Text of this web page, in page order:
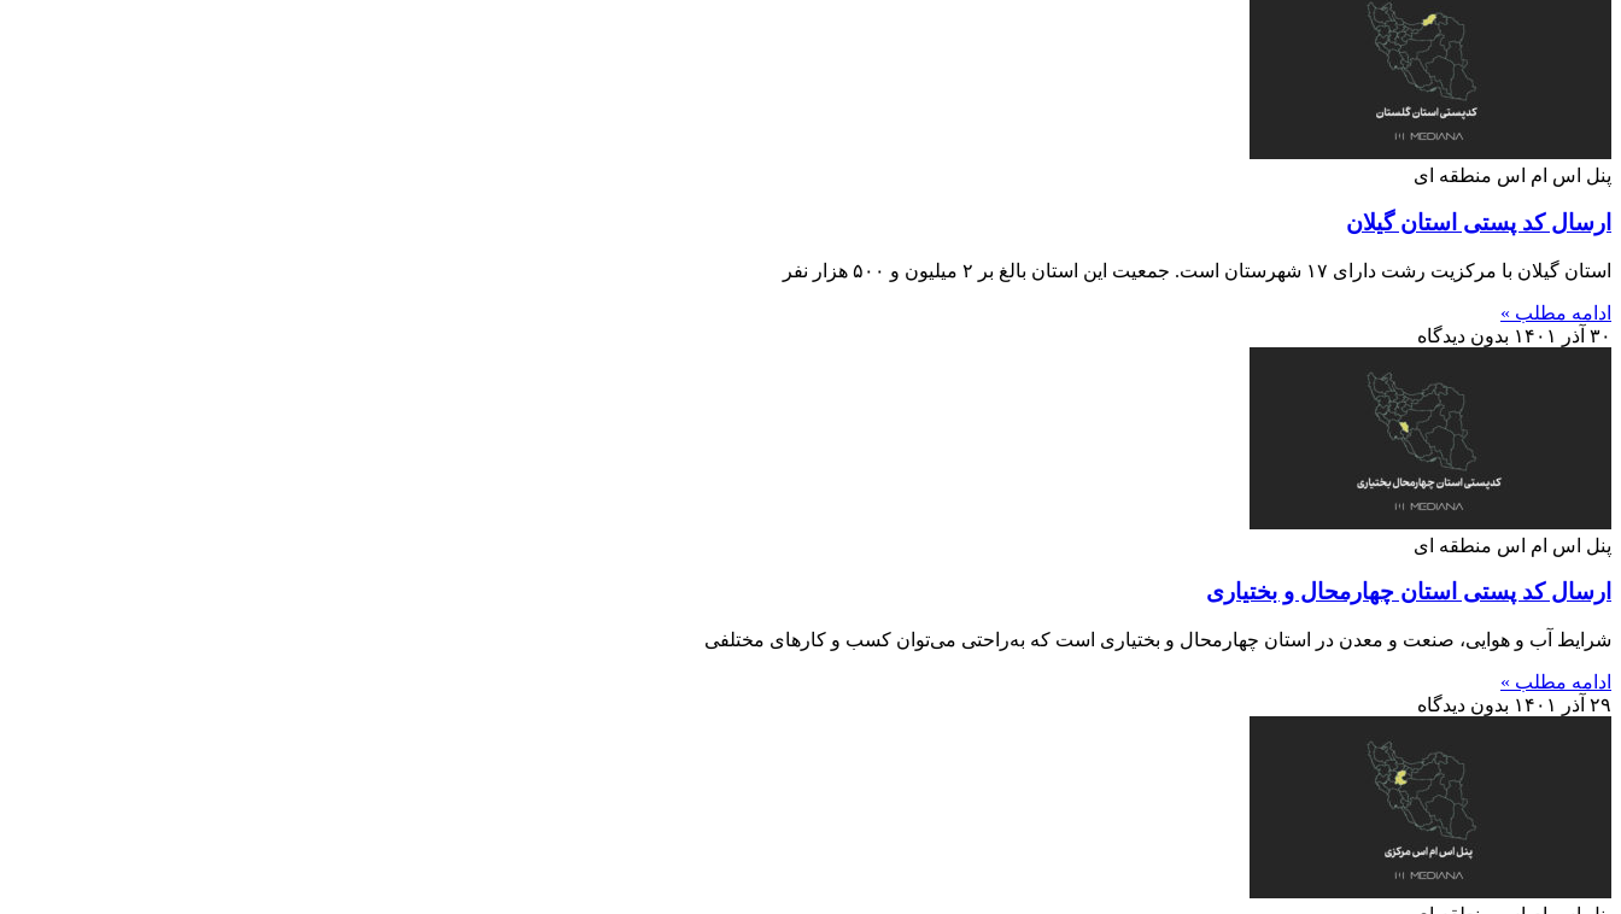
پنل اس ام اس منطقه ای
ارسال کد پستی استان گیلان
استان گیلان با مرکزیت رشت دارای ۱۷ شهرستان است. جمعیت این استان بالغ بر ۲ میلیون و ۵۰۰ هزار نفر
ادامه مطلب »
۳۰ آذر ۱۴۰۱
بدون دیدگاه
پنل اس ام اس منطقه ای
ارسال کد پستی استان چهارمحال و بختیاری
شرایط آب و هوایی، صنعت و معدن در استان چهارمحال و بختیاری است که به‌راحتی می‌توان کسب و کارهای مختلفی
ادامه مطلب »
۲۹ آذر ۱۴۰۱
بدون دیدگاه